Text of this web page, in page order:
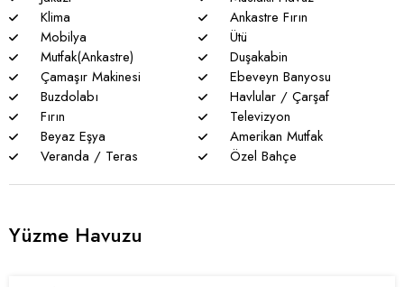
Klima
Ankastre Fırın
Mobilya
Ütü
Mutfak(Ankastre)
Duşakabin
Çamaşır Makinesi
Ebeveyn Banyosu
Buzdolabı
Havlular / Çarşaf
Fırın
Televizyon
Beyaz Eşya
Amerikan Mutfak
Veranda / Teras
Özel Bahçe
Yüzme Havuzu